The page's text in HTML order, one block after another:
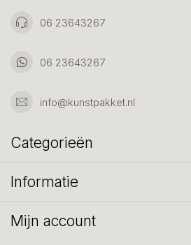
06 23643267
06 23643267
info@kunstpakket.nl
Categorieën
Informatie
Mijn account